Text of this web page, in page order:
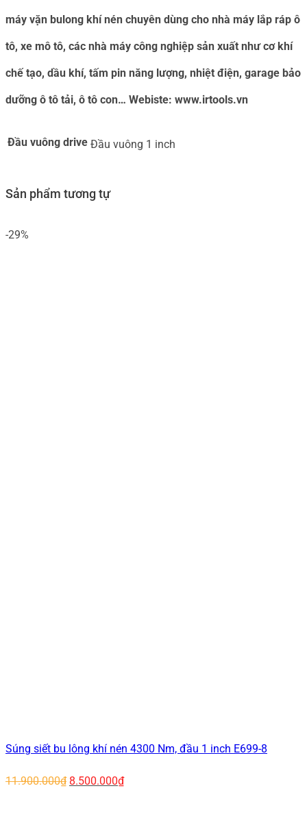
máy vặn bulong khí nén chuyên dùng cho nhà máy lắp ráp ô
tô, xe mô tô, các nhà máy công nghiệp sản xuất như cơ khí
chế tạo, dầu khí, tấm pin năng lượng, nhiệt điện, garage bảo
dưỡng ô tô tải, ô tô con… Webiste: www.irtools.vn
Đầu vuông drive Đầu vuông 1 inch
Sản phẩm tương tự
-29%
Súng siết bu lông khí nén 4300 Nm, đầu 1 inch E699-8
11.900.000₫ Giá
8.500.000₫Giá